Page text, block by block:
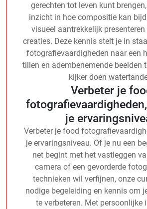
gerechten tot leven kunt
inzicht in hoe compositie kan
visueel aantrekkelijk
creaties. Deze kennis stelt je in
fotografievaardigheden naar een
tillen en adembenemende beelden
kijker doen
Verbeter je
je
Verbeter je food
je ervaringsniveau. Of je nu een
net begint met het vastleggen
camera of een gevorderde
technieken wil verfijnen, onze
nodige begeleiding en kennis om
te verbeteren. Met persoonlijke